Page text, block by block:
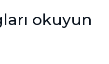
okuyun